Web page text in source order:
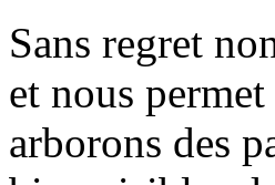
Sans regret
et nous
arborons des